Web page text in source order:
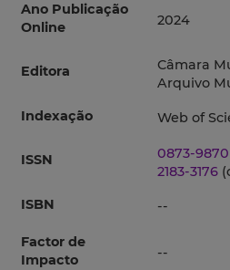
Ano Publicação
Online
2024
Editora
Câmara
Arquivo
Indexação
Web of
ISSN 0873-9870
2183-3176
ISBN
--
Factor de
Impacto
--